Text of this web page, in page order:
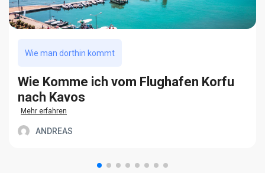
Wie man dorthin kommt
Wie Komme ich vom Flughafen Korfu
nach Kavos
Mehr erfahren
ANDREAS